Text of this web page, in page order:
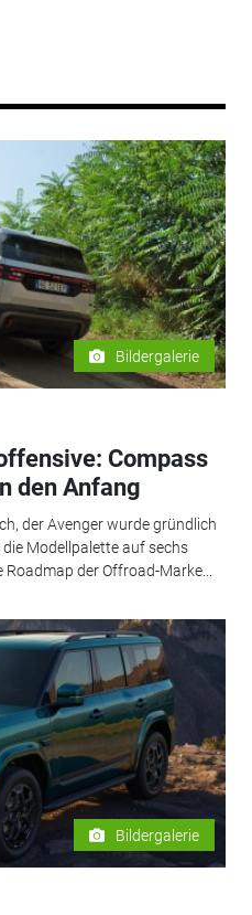
Bildergalerie
Compass
den Anfang
der Avenger wurde gründlich
Modellpalette auf sechs
Roadmap der Offroad-Marke...
Bildergalerie